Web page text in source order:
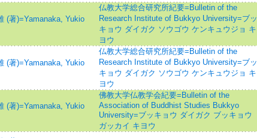
(著)=Yamanaka, Yukio
仏教大学総合研究所紀要=Bulletin of the
Research Institute of Bukkyo University=ブッ
キョウ ダイガク ソウゴウ ケンキュウジョ キ
ヨウ
(著)=Yamanaka, Yukio
仏教大学総合研究所紀要=Bulletin of the
Research Institute of Bukkyo University=ブッ
キョウ ダイガク ソウゴウ ケンキュウジョ キ
ヨウ
(著)=Yamanaka, Yukio
佛教大学仏教学会紀要=Bulletin of the
Association of Buddhist Studies Bukkyo
University=ブッキョウ ダイガク ブッキョウ
ガッカイ キヨウ